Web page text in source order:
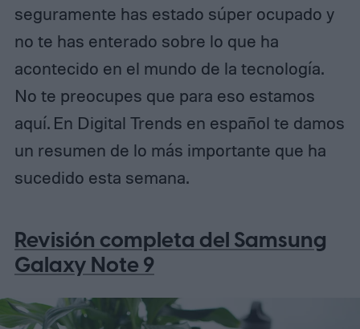
seguramente has estado súper ocupado y
no te has enterado sobre lo que ha
acontecido en el mundo de la tecnología.
No te preocupes que para eso estamos
aquí. En Digital Trends en español te damos
un resumen de lo más importante que ha
sucedido esta semana.
Revisión completa del Samsung
Galaxy Note 9